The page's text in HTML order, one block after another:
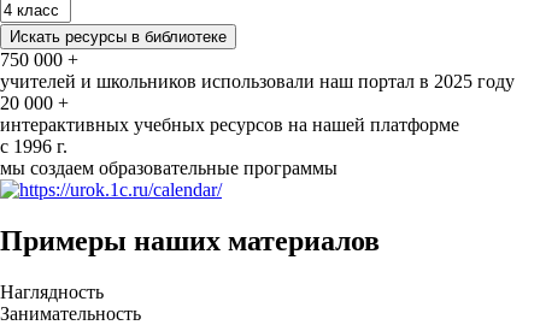
750 000 +
учителей и школьников использовали наш портал в 2025 году
20 000 +
интерактивных учебных ресурсов на нашей платформе
с 1996 г.
мы создаем образовательные программы
Примеры наших материалов
Наглядность
Занимательность